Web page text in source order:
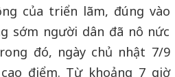
của triển lãm, đúng vào
sớm người dân đã nô nức
đó, ngày chủ nhật 7/9
điểm. Từ khoảng 7 giờ